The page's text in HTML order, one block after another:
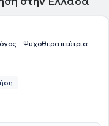
- Ψυχοθεραπεύτρια